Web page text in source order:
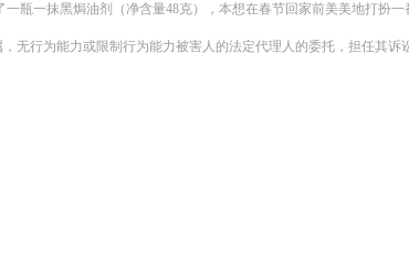
瓶一抹黑焗油剂（净含量48克），本想在春节回家前美美地打扮一
无行为能力或限制行为能力被害人的法定代理人的委托，担任其诉